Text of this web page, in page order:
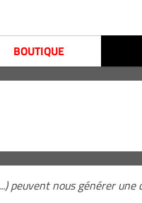
BOUTIQUE
peuvent nous générer une